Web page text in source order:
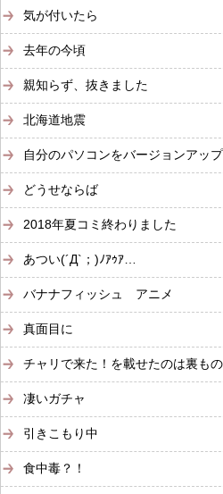
気が付いたら
去年の今頃
親知らず、抜きました
北海道地震
自分のパソコンをバージョンアッ
どうせならば
2018年夏コミ終わりました
あつい(´Д`；)ﾉｱｩｱ…
バナナフィッシュ アニメ
真面目に
チャリで来た！を載せたのは裏も
凄いガチャ
引きこもり中
食中毒？！